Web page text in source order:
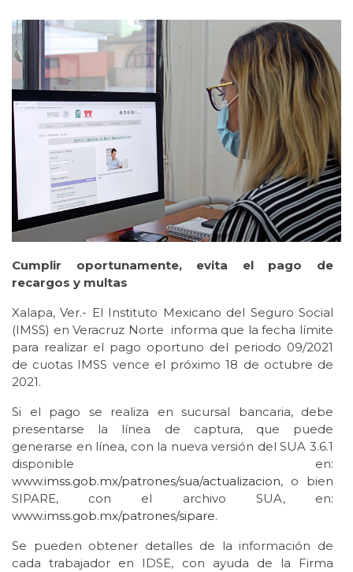
Cumplir oportunamente, evita el pago de
recargos y multas
Xalapa, Ver.- El Instituto Mexicano del Seguro Social
(IMSS) en Veracruz Norte informa que la fecha límite
para realizar el pago oportuno del periodo 09/2021
de cuotas IMSS vence el próximo 18 de octubre de
2021.
Si el pago se realiza en sucursal bancaria, debe
presentarse la línea de captura, que puede
generarse en línea, con la nueva versión del SUA 3.6.1
disponible en:
www.imss.gob.mx/patrones/sua/actualizacion, o bien
SIPARE, con el archivo SUA, en:
www.imss.gob.mx/patrones/sipare.
Se pueden obtener detalles de la información de
cada trabajador en IDSE, con ayuda de la Firma